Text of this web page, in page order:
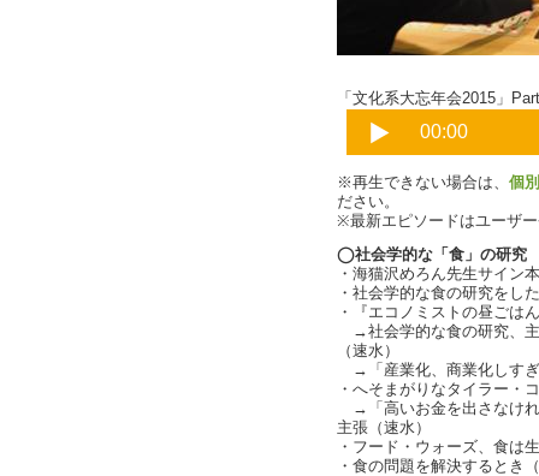
「文化系大忘年会2015」
※再生できない場合は、 個
ださい。
※最新エピソードはユーザ
◯社会学的な「食」の研究
・海猫沢めろん先生サイン
・社会学的な食の研究をし
・『エコノミストの昼ごは
→社会学的な食の研究、主
（速水）
→「産業化、商業化しす
・へそまがりなタイラー・
→「高いお金を出さなけれ
主張（速水）
・フード・ウォーズ、食は
・食の問題を解決するとき